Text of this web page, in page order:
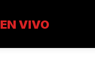
EN VIVO